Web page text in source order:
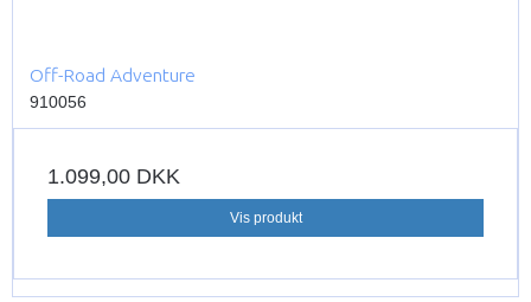
Off-Road Adventure
910056
1.099,00 DKK
Vis produkt